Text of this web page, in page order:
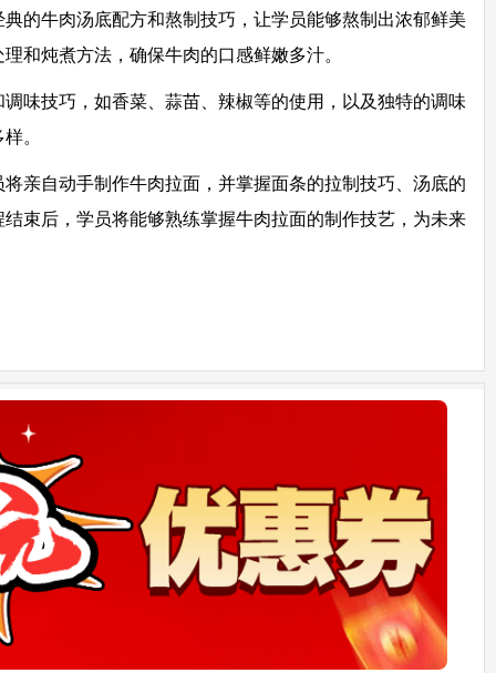
的牛肉汤底配方和熬制技巧，让学员能够熬制出浓郁鲜美
和炖煮方法，确保牛肉的口感鲜嫩多汁。
味技巧，如香菜、蒜苗、辣椒等的使用，以及独特的调味
。
亲自动手制作牛肉拉面，并掌握面条的拉制技巧、汤底的
束后，学员将能够熟练掌握牛肉拉面的制作技艺，为未来